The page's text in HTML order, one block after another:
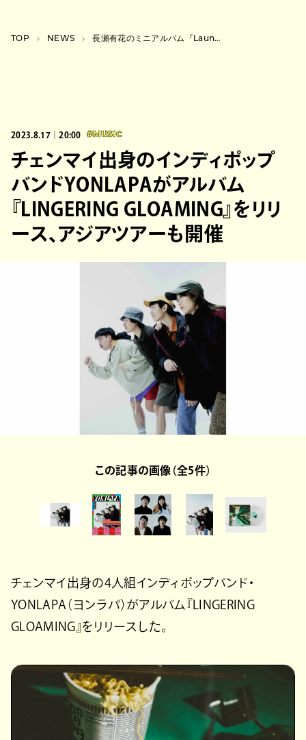
TOP NEWS 長瀬有花のミニアルバム『Launchvox』アートワーク公開、mekakusheと笹川真生のコメントも到着
2023.8.17｜20:00 #MUSIC
チェンマイ出身のインディポップ
バンドYONLAPAがアルバム
『LINGERING GLOAMING』をリリ
ース、アジアツアーも開催
この記事の画像（全5件）
チェンマイ出身の4人組インディポップバンド・
YONLAPA（ヨンラパ）がアルバム『LINGERING
GLOAMING』をリリースした。